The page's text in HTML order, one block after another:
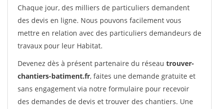
Chaque jour, des milliers de particuliers demandent
des devis en ligne. Nous pouvons facilement vous
mettre en relation avec des particuliers demandeurs de
travaux pour leur Habitat.
Devenez dès à présent partenaire du réseau trouver-
chantiers-batiment.fr, faites une demande gratuite et
sans engagement via notre formulaire pour recevoir
des demandes de devis et trouver des chantiers. Une